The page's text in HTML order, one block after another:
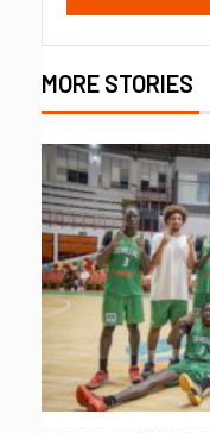
MORE STORIES